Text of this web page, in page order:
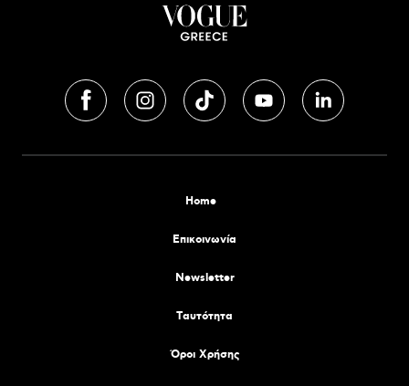
Home
Επικοινωνία
Newsletter
Tαυτότητα
Όροι Χρήσης